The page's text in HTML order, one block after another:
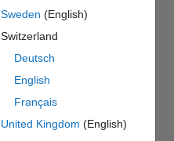
Sweden (English)
Switzerland
Deutsch
English
Français
United Kingdom (English)